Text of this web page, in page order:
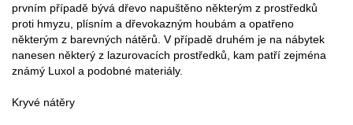
prvním případě bývá dřevo napuštěno některým z prostředků
proti hmyzu, plísním a dřevokazným houbám a opatřeno
některým z barevných nátěrů. V případě druhém je na nábytek
nanesen některý z lazurovacích prostředků, kam patří zejména
známý Luxol a podobné materiály.
Kryvé nátěry